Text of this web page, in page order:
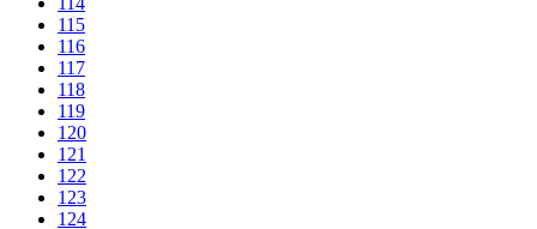
115
116
117
118
119
120
121
122
123
124